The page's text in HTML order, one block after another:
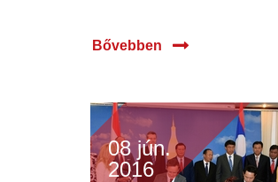
Bővebben
08 jún.
2016